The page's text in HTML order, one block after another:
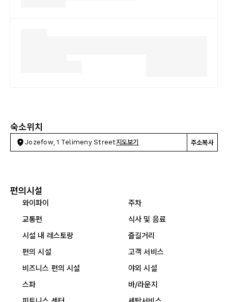
숙소위치
Jozefow, 1 Telimeny Street지도보기 주소복사
편의시설
와이파이
주차
교통편
식사 및 음료
시설 내 레스토랑
즐길거리
편의 시설
고객 서비스
비즈니스 편의 시설
야외 시설
스파
바/라운지